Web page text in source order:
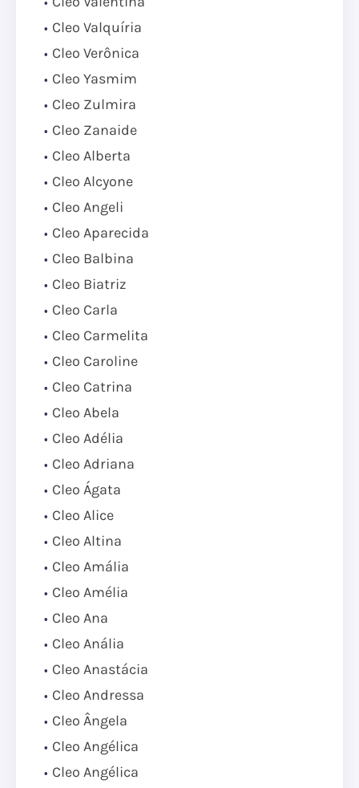
Cleo Valquíria
Cleo Verônica
Cleo Yasmim
Cleo Zulmira
Cleo Zanaide
Cleo Alberta
Cleo Alcyone
Cleo Angeli
Cleo Aparecida
Cleo Balbina
Cleo Biatriz
Cleo Carla
Cleo Carmelita
Cleo Caroline
Cleo Catrina
Cleo Abela
Cleo Adélia
Cleo Adriana
Cleo Ágata
Cleo Alice
Cleo Altina
Cleo Amália
Cleo Amélia
Cleo Ana
Cleo Anália
Cleo Anastácia
Cleo Andressa
Cleo Ângela
Cleo Angélica
Cleo Angélica